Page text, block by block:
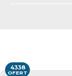
4338
OFERT